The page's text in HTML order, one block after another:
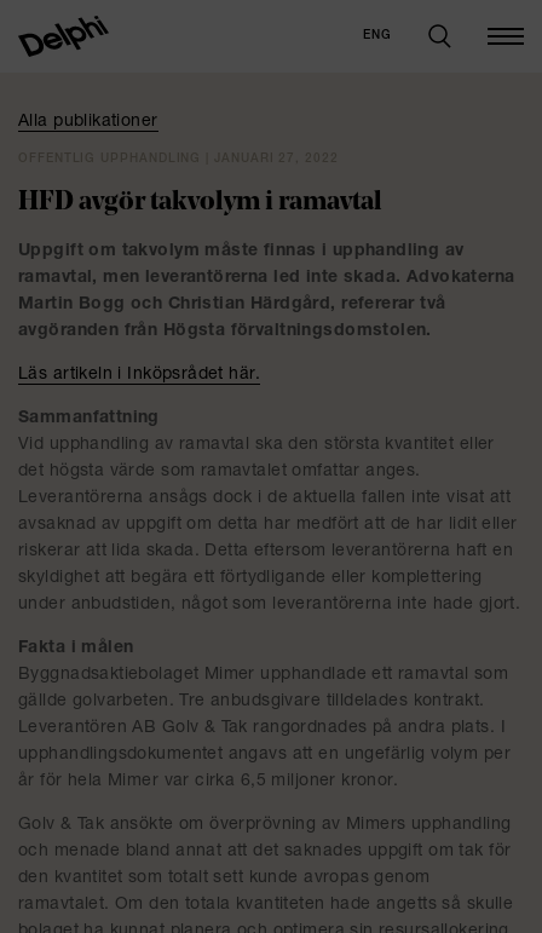
ENG
Alla publikationer
HFD avgör takvolym i ramavtal
Uppgift om takvolym måste finnas i upphandling av
ramavtal, men leverantörerna led inte skada. Advokaterna
Martin Bogg och Christian Härdgård, refererar två
avgöranden från Högsta förvaltningsdomstolen.
Läs artikeln i Inköpsrådet här.
Sammanfattning
Vid upphandling av ramavtal ska den största kvantitet eller
det högsta värde som ramavtalet omfattar anges.
Leverantörerna ansågs dock i de aktuella fallen inte visat att
avsaknad av uppgift om detta har medfört att de har lidit eller
riskerar att lida skada. Detta eftersom leverantörerna haft en
skyldighet att begära ett förtydligande eller komplettering
under anbudstiden, något som leverantörerna inte hade gjort.
Fakta i målen
Byggnadsaktiebolaget Mimer upphandlade ett ramavtal som
gällde golvarbeten. Tre anbudsgivare tilldelades kontrakt.
Leverantören AB Golv & Tak rangordnades på andra plats. I
upphandlingsdokumentet angavs att en ungefärlig volym per
år för hela Mimer var cirka 6,5 miljoner kronor.
Golv & Tak ansökte om överprövning av Mimers upphandling
och menade bland annat att det saknades uppgift om tak för
den kvantitet som totalt sett kunde avropas genom
ramavtalet. Om den totala kvantiteten hade angetts så skulle